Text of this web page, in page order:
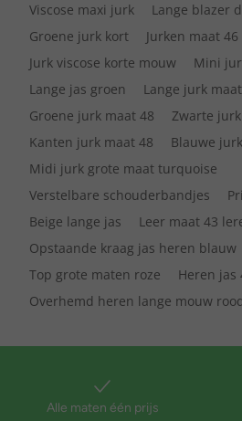
Viscose maxi jurk
Lange blazer
Groene jurk kort
Jurken maat 46
Jurk viscose korte mouw
Mini
Lange jas groen
Lange jurk
Groene jurk maat 48
Zwarte
Kanten jurk maat 48
Blauwe
Midi jurk grote maat turquoise
Verstelbare schouderbandjes
Beige lange jas
Leer maat 43
Opstaande kraag jas heren blauw
Top grote maten roze
Heren jas
Overhemd heren lange mouw rood
Alle maten één prijs